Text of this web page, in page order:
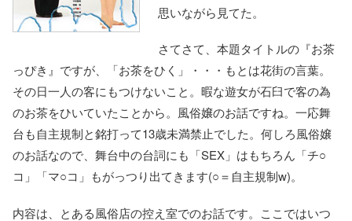
思いながら見てた。
さてさて、本題タイトルの『お茶
っぴき』ですが、「お茶をひく」・・・もとは花街の言葉。
その日一人の客にもつけないこと。暇な遊女が石臼で客の為
のお茶をひいていたことから。風俗嬢のお話ですね。一応舞
台も自主規制と銘打って13歳未満禁止でした。何しろ風俗嬢
のお話なので、舞台中の台詞にも「SEX」はもちろん「チ○
コ」「マ○コ」もがっつり出てきます(○＝自主規制w)。
内容は、とある風俗店の控え室でのお話です。ここではいつ